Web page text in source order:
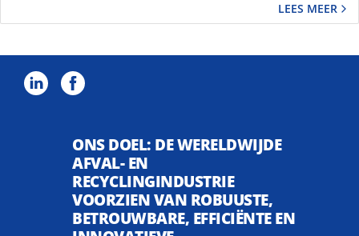
LEES MEER
ONS DOEL: DE WERELDWIJDE
AFVAL- EN
RECYCLINGINDUSTRIE
VOORZIEN VAN ROBUUSTE,
BETROUWBARE, EFFICIËNTE EN